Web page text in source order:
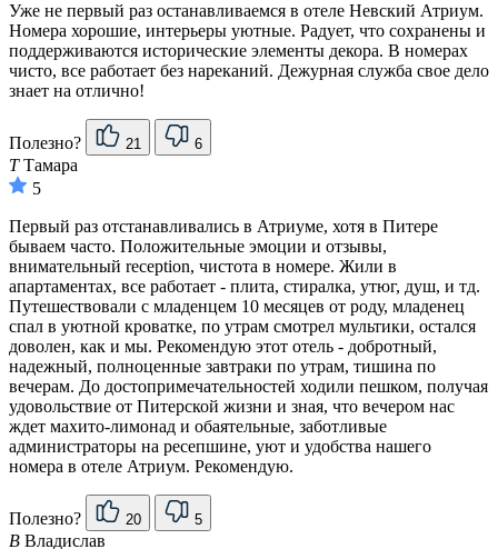
Уже не первый раз останавливаемся в отеле Невский Атриум.
Номера хорошие, интерьеры уютные. Радует, что сохранены и
поддерживаются исторические элементы декора. В номерах
чисто, все работает без нареканий. Дежурная служба свое дело
знает на отлично!
Полезно? 21 6
ТТамара
5
Первый раз отстанавливались в Атриуме, хотя в Питере
бываем часто. Положительные эмоции и отзывы,
внимательный reception, чистота в номере. Жили в
апартаментах, все работает - плита, стиралка, утюг, душ, и тд.
Путешествовали с младенцем 10 месяцев от роду, младенец
спал в уютной кроватке, по утрам смотрел мультики, остался
доволен, как и мы. Рекомендую этот отель - добротный,
надежный, полноценные завтраки по утрам, тишина по
вечерам. До достопримечательностей ходили пешком, получая
удовольствие от Питерской жизни и зная, что вечером нас
ждет махито-лимонад и обаятельные, заботливые
администраторы на ресепшине, уют и удобства нашего
номера в отеле Атриум. Рекомендую.
Полезно? 20 5
В Владислав